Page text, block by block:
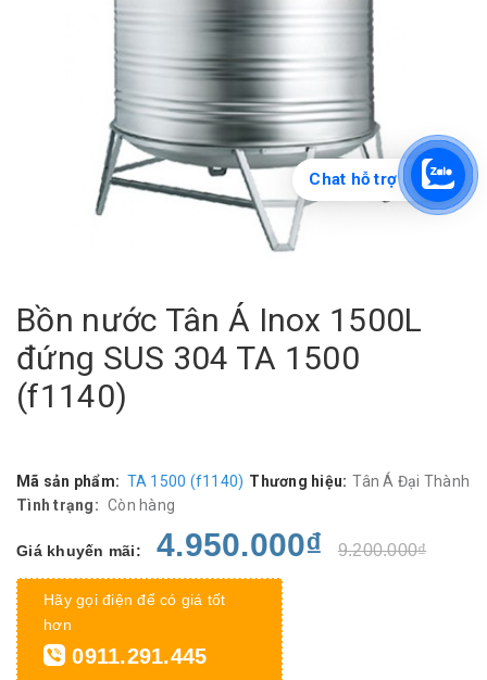
Bồn nước Tân Á Inox 1500L
đứng SUS 304 TA 1500
(f1140)
Mã sản phẩm: TA 1500 (f1140) Thương hiệu: Tân Á Đại Thành
Tình trạng: Còn hàng
Giá khuyến mãi: 4.950.000₫ 9.200.000₫
Hãy gọi điện để có giá tốt
hơn
0911.291.445
Chat hỗ trợ